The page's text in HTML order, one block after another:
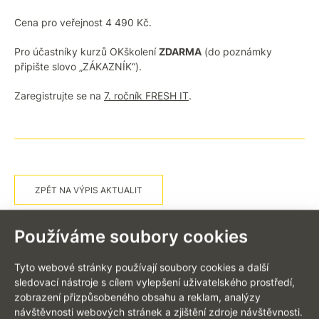
Používáme soubory cookies
Tyto webové stránky používají soubory cookies a další
sledovací nástroje s cílem vylepšení uživatelského prostředí,
zobrazení přizpůsobeného obsahu a reklam, analýzy
návštěvnosti webových stránek a zjištění zdroje návštěvnosti.
Cena pro veřejnost 4 490 Kč.
Pro účastníky kurzů OKškoleníZDARMA (do poznámky
připište slovo „ZÁKAZNÍK“).
Zaregistrujte se na 7. ročník FRESH IT.
ZPĚT NA VÝPIS AKTUALIT
EN